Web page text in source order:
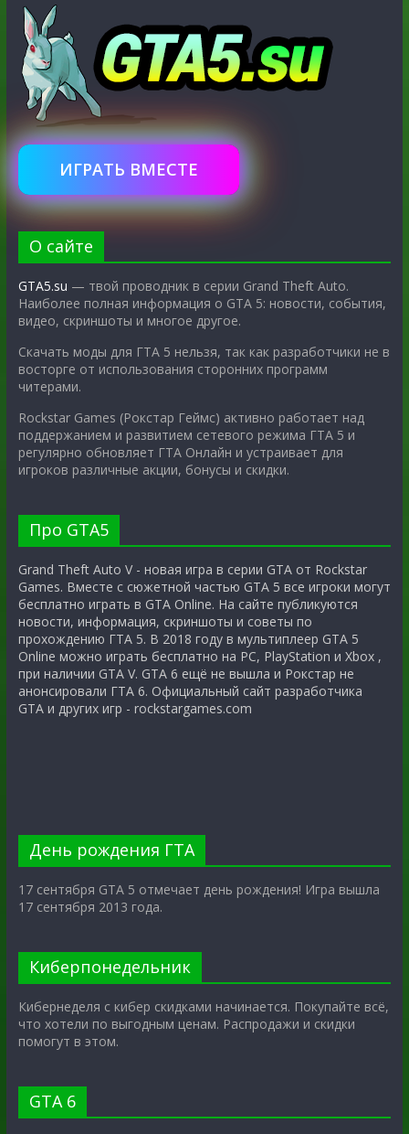
ИГРАТЬ ВМЕСТЕ
О сайте
GTA5.su — твой проводник в серии Grand Theft Auto.
Наиболее полная информация о GTA 5: новости, события,
видео, скриншоты и многое другое.
Скачать моды для ГТА 5 нельзя, так как разработчики не в
восторге от использования сторонних программ
читерами.
Rockstar Games (Рокстар Геймс) активно работает над
поддержанием и развитием сетевого режима ГТА 5 и
регулярно обновляет ГТА Онлайн и устраивает для
игроков различные акции, бонусы и скидки.
Про GTA5
Grand Theft Auto V - новая игра в серии GTA от Rockstar
Games. Вместе с сюжетной частью GTA 5 все игроки могут
бесплатно играть в GTA Online. На сайте публикуются
новости, информация, скриншоты и советы по
прохождению ГТА 5. В 2018 году в мультиплеер GTA 5
Online можно играть бесплатно на PC, PlayStation и Xbox ,
при наличии GTA V. GTA 6 ещё не вышла и Рокстар не
анонсировали ГТА 6. Официальный сайт разработчика
GTA и других игр - rockstargames.com
День рождения ГТА
17 сентября GTA 5 отмечает день рождения! Игра вышла
17 сентября 2013 года.
Киберпонедельник
Кибернеделя с кибер скидками начинается. Покупайте всё,
что хотели по выгодным ценам. Распродажи и скидки
помогут в этом.
GTA 6